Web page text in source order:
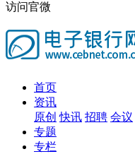
访问官微
首页
资讯
原创 快讯 招聘 会议
专题
专栏